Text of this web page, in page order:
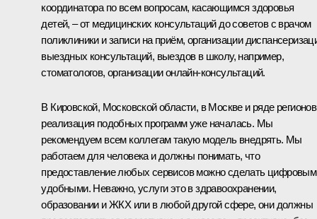
координатора по всем вопросам, касающимся здоровья
детей, – от медицинских консультаций до советов с врачом
поликлиники и записи на приём, организации
выездных консультаций, выездов в школу, например,
стоматологов, организации онлайн-консультаций.
В Кировской, Московской области, в Москве и ряде регионов
реализация подобных программ уже началась. Мы
рекомендуем всем коллегам такую модель внедрять. Мы
работаем для человека и должны понимать, что
предоставление любых сервисов можно сделать
удобными. Неважно, услуги это в здравоохранении,
образовании и ЖКХ или в любой другой сфере, они должны